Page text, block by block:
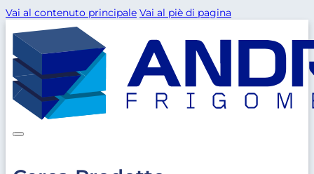
Vai al contenuto principale Vai al piè di pagina